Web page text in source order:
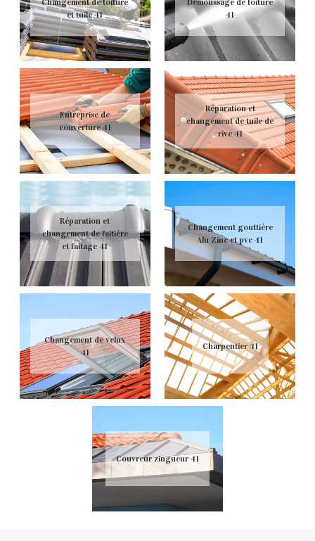
Changement de toiture
et tuile 41
Demoussage de toiture
41
Entreprise de
couverture 41
Réparation et
changement de tuile de
rive 41
Réparation et
changement de faitière
et faitage 41
Changement gouttière
Alu Zinc et pvc 41
Changement de velux
41
Charpentier 41
Couvreur zingueur 41